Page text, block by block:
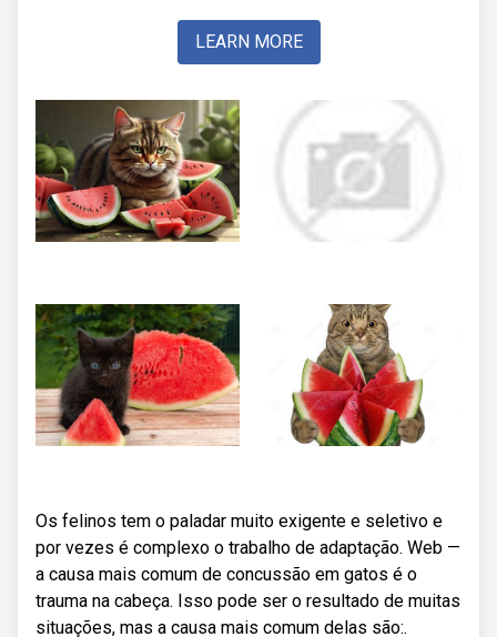
LEARN MORE
Os felinos tem o paladar muito exigente e seletivo e
por vezes é complexo o trabalho de adaptação. Web —
a causa mais comum de concussão em gatos é o
trauma na cabeça. Isso pode ser o resultado de muitas
situações, mas a causa mais comum delas são:.